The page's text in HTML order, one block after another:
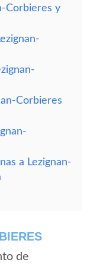
Corbieres y
Corbieres
a Lezignan-
de